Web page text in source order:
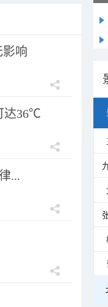
影响
达36℃
...